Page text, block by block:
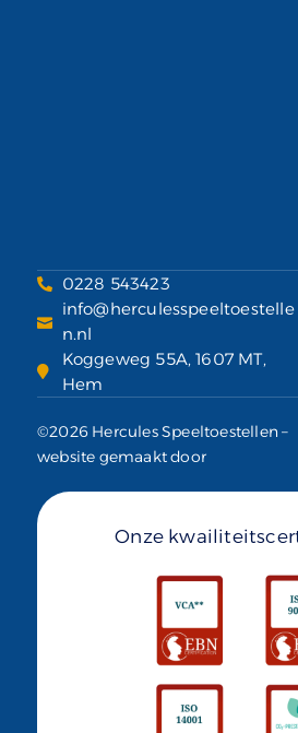
0228 543423
info@herculesspeeltoestelle
n.nl
Koggeweg 55A, 1607 MT,
Hem
©2026 Hercules Speeltoestellen –
website gemaakt door
Onze